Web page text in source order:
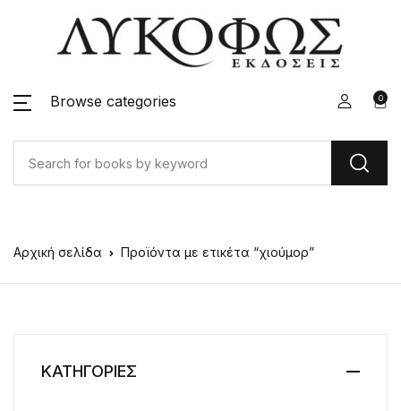
Browse categories 0
Αρχική σελίδα Προϊόντα με ετικέτα “χιούμορ”
ΚΑΤΗΓΟΡΙΕΣ